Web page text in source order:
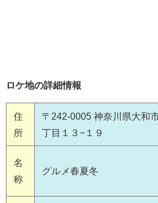
ロケ地の詳細情報
住
所
〒242-0005 神奈川県大和
丁目１３−１９
名
称
グルメ春夏冬